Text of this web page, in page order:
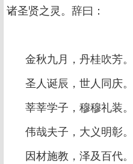
诸圣贤之灵。辞曰：
金秋九月，丹桂吹芳
圣人诞辰，世人同庆
莘莘学子，穆穆礼装
伟哉夫子，大义明彰
因材施教，泽及百代